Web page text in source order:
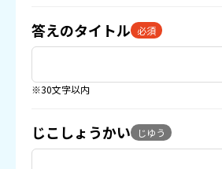
答えのタイトル 必須
※30文字以内
じこしょうかい じゆう